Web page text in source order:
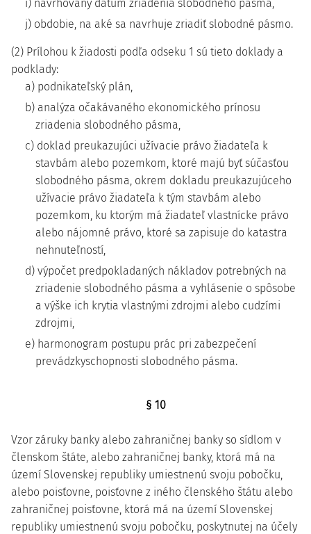
i) navrhovaný dátum zriadenia slobodného pásma,
j) obdobie, na aké sa navrhuje zriadiť slobodné pásmo.
(2) Prílohou k žiadosti podľa odseku 1 sú tieto doklady a
podklady:
a) podnikateľský plán,
b) analýza očakávaného ekonomického prínosu
zriadenia slobodného pásma,
c) doklad preukazujúci užívacie právo žiadateľa k
stavbám alebo pozemkom, ktoré majú byť súčasťou
slobodného pásma, okrem dokladu preukazujúceho
užívacie právo žiadateľa k tým stavbám alebo
pozemkom, ku ktorým má žiadateľ vlastnícke právo
alebo nájomné právo, ktoré sa zapisuje do katastra
nehnuteľností,
d) výpočet predpokladaných nákladov potrebných na
zriadenie slobodného pásma a vyhlásenie o spôsobe
a výške ich krytia vlastnými zdrojmi alebo cudzími
zdrojmi,
e) harmonogram postupu prác pri zabezpečení
prevádzkyschopnosti slobodného pásma.
§ 10
Vzor záruky banky alebo zahraničnej banky so sídlom v
členskom štáte, alebo zahraničnej banky, ktorá má na
území Slovenskej republiky umiestnenú svoju pobočku,
alebo poisťovne, poisťovne z iného členského štátu alebo
zahraničnej poisťovne, ktorá má na území Slovenskej
republiky umiestnenú svoju pobočku, poskytnutej na účely